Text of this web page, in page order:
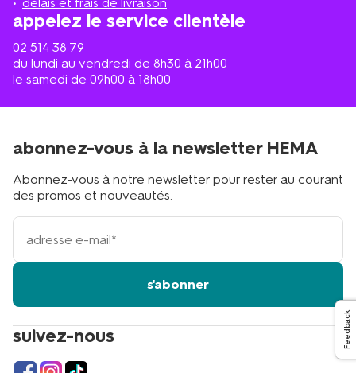
appelez le service clientèle
02 514 38 79
du lundi au vendredi de 8h30 à 21h00
le samedi de 09h00 à 18h00
suivez-nous
abonnez-vous à la newsletter HEMA
Abonnez-vous à notre newsletter pour rester au courant
des promos et nouveautés.
votre
adresse
s'abonner
Feedback